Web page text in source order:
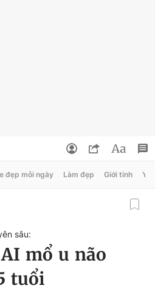
đẹp mỗi ngày Làm đẹp Giới tính Y
sâu:
mổ u não
tuổi